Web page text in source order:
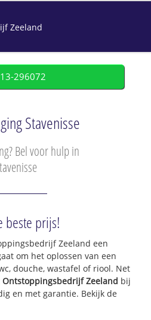
Zeeland
296072
Stavenisse
Bel voor hulp in
beste prijs!
Zeeland een
om het oplossen van een
douche, wastafel of riool. Net
Ontstoppingsbedrijf Zeeland bij
en met garantie. Bekijk de